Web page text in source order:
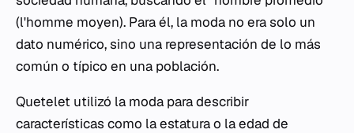
(l'homme moyen). Para él, la moda no era solo un
dato numérico, sino una representación de lo más
común o típico en una población.
Quetelet utilizó la moda para describir
características como la estatura o la edad de